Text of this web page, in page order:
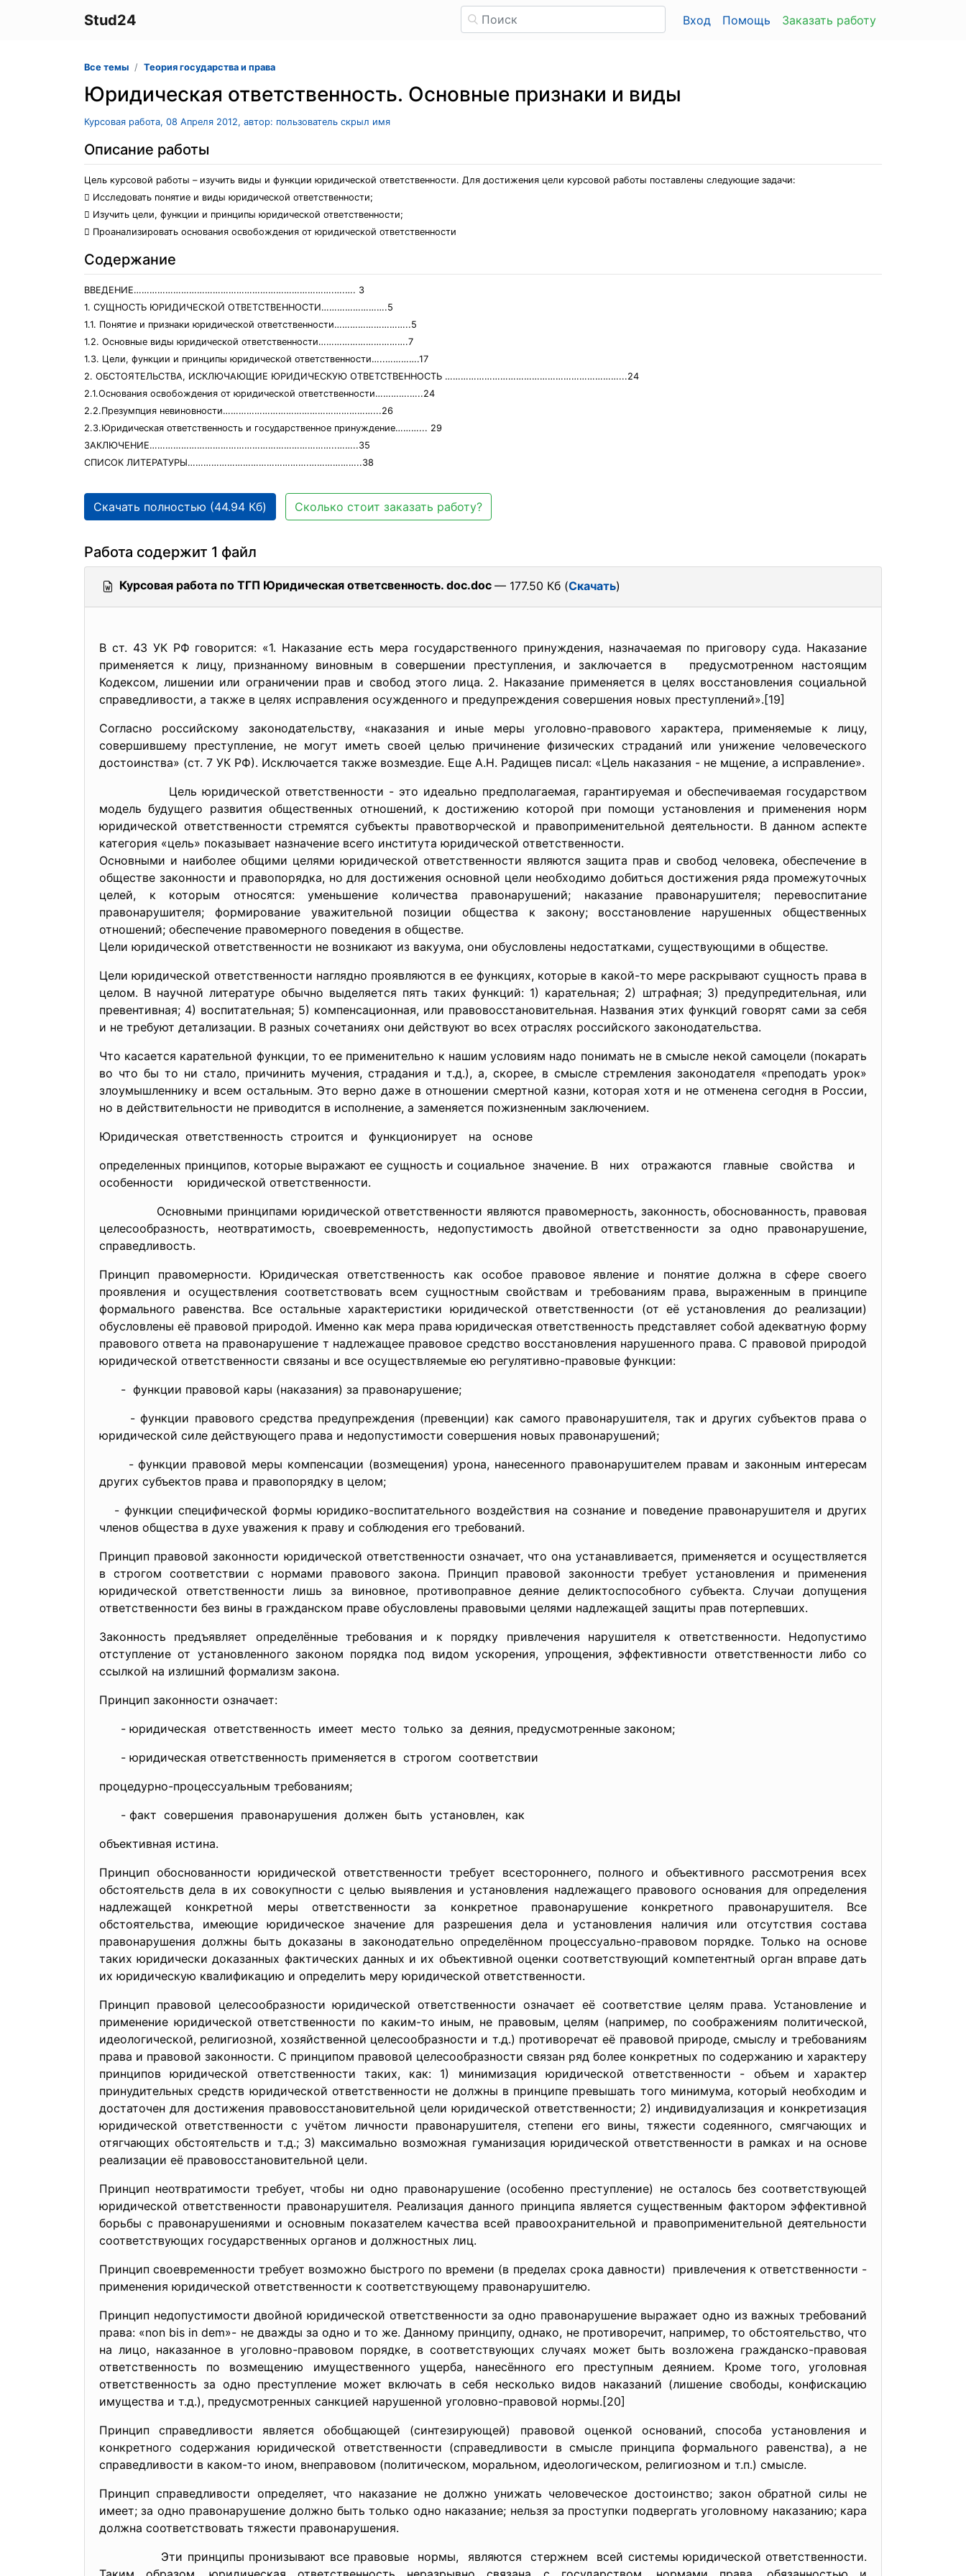
Stud24 Вход Помощь Заказать работу
Все темы Теория государства и права
Юридическая ответственность. Основные признаки и виды
Курсовая работа, 08 Апреля 2012, автор: пользователь скрыл имя
Описание работы
Цель курсовой работы – изучить виды и функции юридической ответственности. Для достижения цели курсовой работы поставлены следующие задачи:
 Исследовать понятие и виды юридической ответственности;
 Изучить цели, функции и принципы юридической ответственности;
 Проанализировать основания освобождения от юридической ответственности
Содержание
ВВЕДЕНИЕ………………………………………………………………….….…. 3
1. СУЩНОСТЬ ЮРИДИЧЕСКОЙ ОТВЕТСТВЕННОСТИ…………………….5
1.1. Понятие и признаки юридической ответственности………………………..5
1.2. Основные виды юридической ответственности…………………………….7
1.3. Цели, функции и принципы юридической ответственности…..………….17
2. ОБСТОЯТЕЛЬСТВА, ИСКЛЮЧАЮЩИЕ ЮРИДИЧЕСКУЮ ОТВЕТСТВЕННОСТЬ …………………………………………………………...24
2.1.Основания освобождения от юридической ответственности………….…..24
2.2.Презумпция невиновности…………………………………………………...26
2.3.Юридическая ответственность и государственное принуждение………... 29
ЗАКЛЮЧЕНИЕ……………………………………………………………..……..35
СПИСОК ЛИТЕРАТУРЫ……………………………………….………………..38
Скачать полностью (44.94 Кб) Сколько стоит заказать работу?
Работа содержит 1 файл
Курсовая работа по ТГП Юридическая ответсвенность. doc.doc — 177.50 Кб (Скачать)
В ст. 43 УК РФ говорится: «1. Наказание есть мера государственного принуждения, назначаемая по приговору суда. Наказание
применяется к лицу, признанному виновным в совершении преступления, и заключается в предусмотренном настоящим
Кодексом, лишении или ограничении прав и свобод этого лица. 2. Наказание применяется в целях восстановления социальной
справедливости, а также в целях исправления осужденного и предупреждения совершения новых преступлений».[19]
Согласно российскому законодательству, «наказания и иные меры уголовно-правового характера, применяемые к лицу,
совершившему преступление, не могут иметь своей целью причинение физических страданий или унижение человеческого
достоинства» (ст. 7 УК РФ). Исключается также возмездие. Еще А.Н. Радищев писал: «Цель наказания - не мщение, а исправление».
Цель юридической ответственности - это идеально предполагаемая, гарантируемая и обеспечиваемая государством
модель будущего развития общественных отношений, к достижению которой при помощи установления и применения норм
юридической ответственности стремятся субъекты правотворческой и правоприменительной деятельности. В данном аспекте
категория «цель» показывает назначение всего института юридической ответственности.
Основными и наиболее общими целями юридической ответственности являются защита прав и свобод человека, обеспечение в
обществе законности и правопорядка, но для достижения основной цели необходимо добиться достижения ряда промежуточных
целей, к которым относятся: уменьшение количества правонарушений; наказание правонарушителя; перевоспитание
правонарушителя; формирование уважительной позиции общества к закону; восстановление нарушенных общественных
отношений; обеспечение правомерного поведения в обществе.
Цели юридической ответственности не возникают из вакуума, они обусловлены недостатками, существующими в обществе.
Цели юридической ответственности наглядно проявляются в ее функциях, которые в какой-то мере раскрывают сущность права в
целом. В научной литературе обычно выделяется пять таких функций: 1) карательная; 2) штрафная; 3) предупредительная, или
превентивная; 4) воспитательная; 5) компенсационная, или правовосстановительная. Названия этих функций говорят сами за себя
и не требуют детализации. В разных сочетаниях они действуют во всех отраслях российского законодательства.
Что касается карательной функции, то ее применительно к нашим условиям надо понимать не в смысле некой самоцели (покарать
во что бы то ни стало, причинить мучения, страдания и т.д.), а, скорее, в смысле стремления законодателя «преподать урок»
злоумышленнику и всем остальным. Это верно даже в отношении смертной казни, которая хотя и не отменена сегодня в России,
но в действительности не приводится в исполнение, а заменяется пожизненным заключением.
Юридическая ответственность строится и функционирует на основе
определенных принципов, которые выражают ее сущность и социальное значение. В них отражаются главные свойства и
особенности юридической ответственности.
Основными принципами юридической ответственности являются правомерность, законность, обоснованность, правовая
целесообразность, неотвратимость, своевременность, недопустимость двойной ответственности за одно правонарушение,
справедливость.
Принцип правомерности. Юридическая ответственность как особое правовое явление и понятие должна в сфере своего
проявления и осуществления соответствовать всем сущностным свойствам и требованиям права, выраженным в принципе
формального равенства. Все остальные характеристики юридической ответственности (от её установления до реализации)
обусловлены её правовой природой. Именно как мера права юридическая ответственность представляет собой адекватную форму
правового ответа на правонарушение т надлежащее правовое средство восстановления нарушенного права. С правовой природой
юридической ответственности связаны и все осуществляемые ею регулятивно-правовые функции:
- функции правовой кары (наказания) за правонарушение;
- функции правового средства предупреждения (превенции) как самого правонарушителя, так и других субъектов права о
юридической силе действующего права и недопустимости совершения новых правонарушений;
- функции правовой меры компенсации (возмещения) урона, нанесенного правонарушителем правам и законным интересам
других субъектов права и правопорядку в целом;
- функции специфической формы юридико-воспитательного воздействия на сознание и поведение правонарушителя и других
членов общества в духе уважения к праву и соблюдения его требований.
Принцип правовой законности юридической ответственности означает, что она устанавливается, применяется и осуществляется
в строгом соответствии с нормами правового закона. Принцип правовой законности требует установления и применения
юридической ответственности лишь за виновное, противоправное деяние деликтоспособного субъекта. Случаи допущения
ответственности без вины в гражданском праве обусловлены правовыми целями надлежащей защиты прав потерпевших.
Законность предъявляет определённые требования и к порядку привлечения нарушителя к ответственности. Недопустимо
отступление от установленного законом порядка под видом ускорения, упрощения, эффективности ответственности либо со
ссылкой на излишний формализм закона.
Принцип законности означает:
- юридическая ответственность имеет место только за деяния, предусмотренные законом;
- юридическая ответственность применяется в строгом соответствии
процедурно-процессуальным требованиям;
- факт совершения правонарушения должен быть установлен, как
объективная истина.
Принцип обоснованности юридической ответственности требует всестороннего, полного и объективного рассмотрения всех
обстоятельств дела в их совокупности с целью выявления и установления надлежащего правового основания для определения
надлежащей конкретной меры ответственности за конкретное правонарушение конкретного правонарушителя. Все
обстоятельства, имеющие юридическое значение для разрешения дела и установления наличия или отсутствия состава
правонарушения должны быть доказаны в законодательно определённом процессуально-правовом порядке. Только на основе
таких юридически доказанных фактических данных и их объективной оценки соответствующий компетентный орган вправе дать
их юридическую квалификацию и определить меру юридической ответственности.
Принцип правовой целесообразности юридической ответственности означает её соответствие целям права. Установление и
применение юридической ответственности по каким-то иным, не правовым, целям (например, по соображениям политической,
идеологической, религиозной, хозяйственной целесообразности и т.д.) противоречат её правовой природе, смыслу и требованиям
права и правовой законности. С принципом правовой целесообразности связан ряд более конкретных по содержанию и характеру
принципов юридической ответственности таких, как: 1) минимизация юридической ответственности - объем и характер
принудительных средств юридической ответственности не должны в принципе превышать того минимума, который необходим и
достаточен для достижения правовосстановительной цели юридической ответственности; 2) индивидуализация и конкретизация
юридической ответственности с учётом личности правонарушителя, степени его вины, тяжести содеянного, смягчающих и
отягчающих обстоятельств и т.д.; 3) максимально возможная гуманизация юридической ответственности в рамках и на основе
реализации её правовосстановительной цели.
Принцип неотвратимости требует, чтобы ни одно правонарушение (особенно преступление) не осталось без соответствующей
юридической ответственности правонарушителя. Реализация данного принципа является существенным фактором эффективной
борьбы с правонарушениями и основным показателем качества всей правоохранительной и правоприменительной деятельности
соответствующих государственных органов и должностных лиц.
Принцип своевременности требует возможно быстрого по времени (в пределах срока давности) привлечения к ответственности -
применения юридической ответственности к соответствующему правонарушителю.
Принцип недопустимости двойной юридической ответственности за одно правонарушение выражает одно из важных требований
права: «non bis in dem»- не дважды за одно и то же. Данному принципу, однако, не противоречит, например, то обстоятельство, что
на лицо, наказанное в уголовно-правовом порядке, в соответствующих случаях может быть возложена гражданско-правовая
ответственность по возмещению имущественного ущерба, нанесённого его преступным деянием. Кроме того, уголовная
ответственность за одно преступление может включать в себя несколько видов наказаний (лишение свободы, конфискацию
имущества и т.д.), предусмотренных санкцией нарушенной уголовно-правовой нормы.[20]
Принцип справедливости является обобщающей (синтезирующей) правовой оценкой оснований, способа установления и
конкретного содержания юридической ответственности (справедливости в смысле принципа формального равенства), а не
справедливости в каком-то ином, внеправовом (политическом, моральном, идеологическом, религиозном и т.п.) смысле.
Принцип справедливости определяет, что наказание не должно унижать человеческое достоинство; закон обратной силы не
имеет; за одно правонарушение должно быть только одно наказание; нельзя за проступки подвергать уголовному наказанию; кара
должна соответствовать тяжести правонарушения.
Эти принципы пронизывают все правовые нормы, являются стержнем всей системы юридической ответственности.